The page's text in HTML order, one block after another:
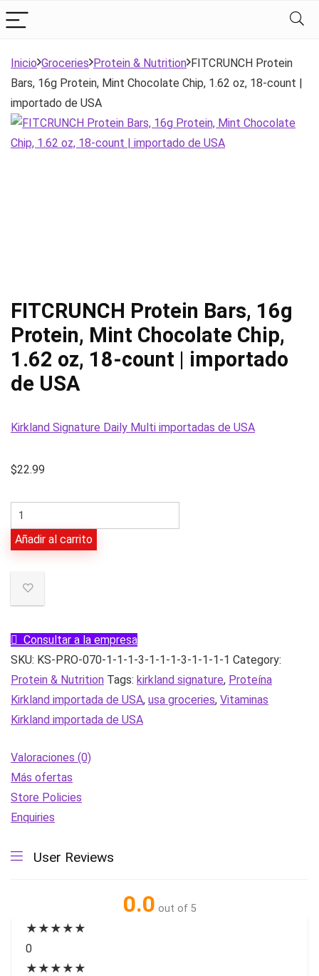
Inicio Groceries Protein & Nutrition FITCRUNCH Protein
Bars, 16g Protein, Mint Chocolate Chip, 1.62 oz, 18-count |
importado de USA
FITCRUNCH Protein Bars, 16g
Protein, Mint Chocolate Chip,
1.62 oz, 18-count | importado
de USA
Kirkland Signature Daily Multi importadas de USA
$22.99
FITCRUNCH
Protein
Bars,
16g
Protein,
Mint
Chocolate
Chip,
|
importado
de
USA
Añadir al carrito
Consultar a la empresa
SKU: KS-PRO-070-1-1-1-3-1-1-1-3-1-1-1-1 Category:
Protein & Nutrition Tags: kirkland signature, Proteína
Kirkland importada de USA, usa groceries, Vitaminas
Kirkland importada de USA
Valoraciones (0)
Más ofertas
Store Policies
Enquiries
User Reviews
0.0 out of 5
★ ★ ★ ★ ★
0
★ ★ ★ ★ ★